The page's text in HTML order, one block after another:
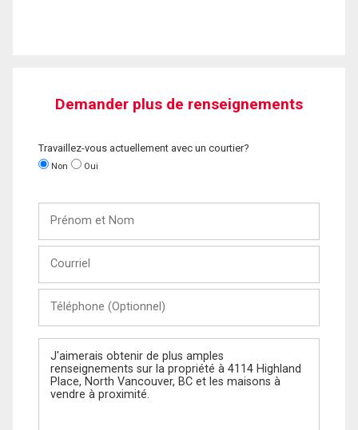
Demander plus de renseignements
Travaillez-vous actuellement avec un courtier?
Non Oui
Nom
(Optionnel)
Message